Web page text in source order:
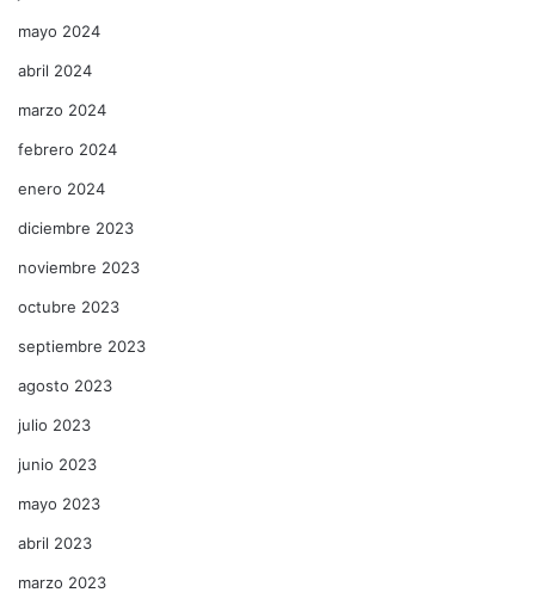
mayo 2024
abril 2024
marzo 2024
febrero 2024
enero 2024
diciembre 2023
noviembre 2023
octubre 2023
septiembre 2023
agosto 2023
julio 2023
junio 2023
mayo 2023
abril 2023
marzo 2023